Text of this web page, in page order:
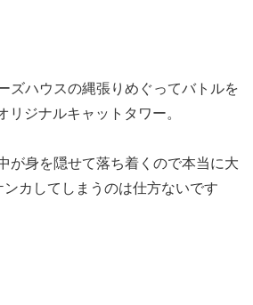
ズハウスの縄張りめぐってバトルを
リジナルキャットタワー。
が身を隠せて落ち着くので本当に大
カしてしまうのは仕方ないです